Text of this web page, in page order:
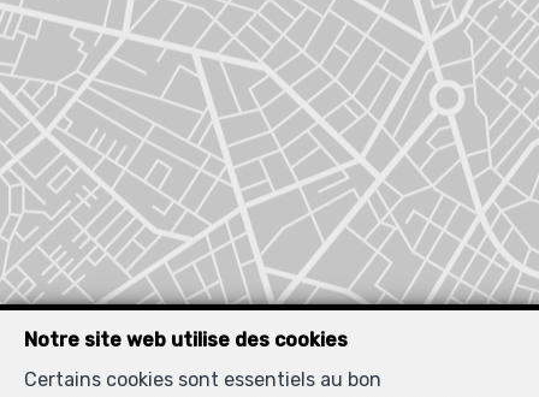
Notre site web utilise des cookies
Certains cookies sont essentiels au bon